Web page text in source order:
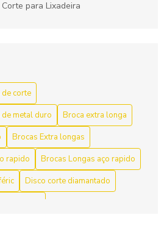
para Lixadeira
de corte como aumentar a vida útil
de corte para aumentar a
de Corte: Dicas e Técnicas
de Corte: Dicas Essenciais
de Corte: Dicas Essenciais para
corte
metal duro
Broca extra longa
Brocas Extra longas
rapido
Brocas Longas aço rapido
Disco corte diamantado